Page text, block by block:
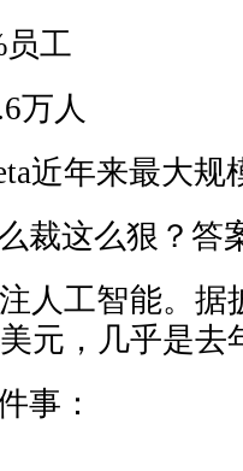
工
万人
近年来最大规
这么狠？答
人工智能。据
元，几乎是去
事：